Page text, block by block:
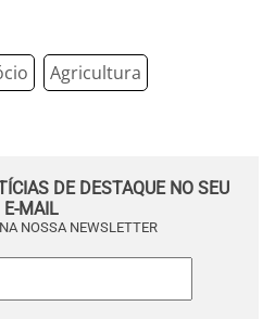
Agricultura
DE DESTAQUE NO SEU
E-MAIL
NOSSA NEWSLETTER